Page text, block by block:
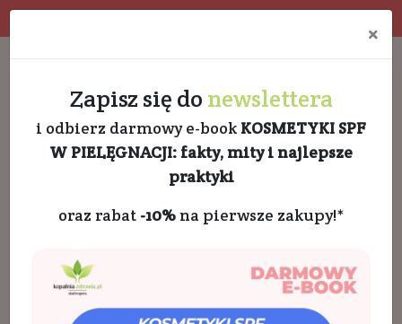
×
Zapisz się do newslettera
i odbierz darmowy e-book KOSMETYKI SPF
W PIELĘGNACJI: fakty, mity i najlepsze
praktyki
oraz rabat -10%na pierwsze zakupy!*